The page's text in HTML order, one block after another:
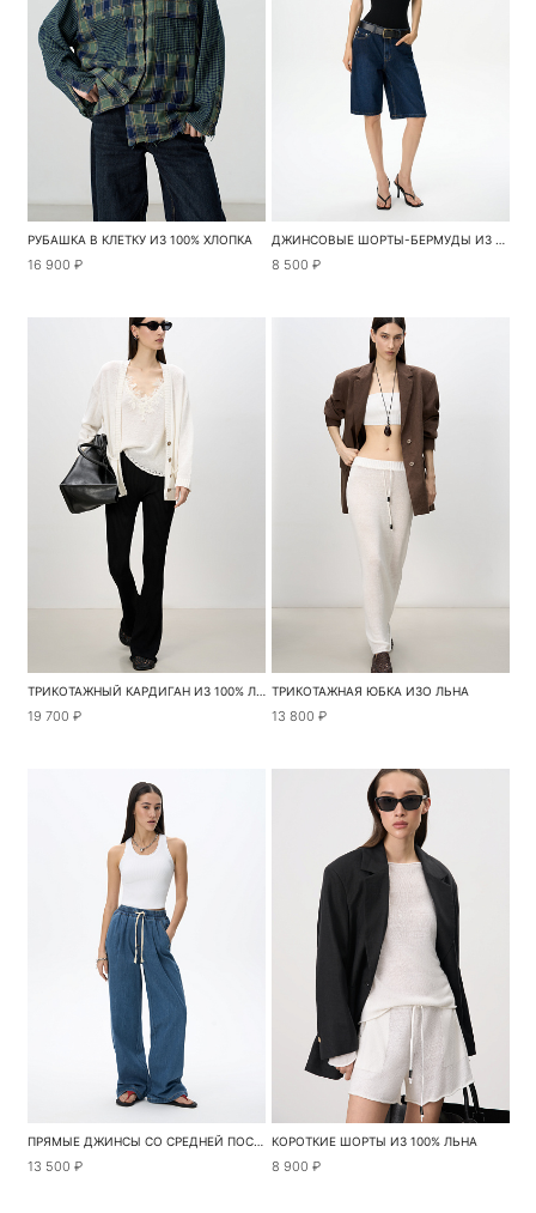
РУБАШКА В КЛЕТКУ ИЗ 100% ХЛОПКА
16 900 ₽
ДЖИНСОВЫЕ ШОРТЫ-БЕРМУДЫ ИЗ 100% ХЛОПКА
8 500 ₽
ТРИКОТАЖНЫЙ КАРДИГАН ИЗ 100% ЛЬНА
19 700 ₽
ТРИКОТАЖНАЯ ЮБКА ИЗО ЛЬНА
13 800 ₽
ПРЯМЫЕ ДЖИНСЫ СО СРЕДНЕЙ ПОСАДКОЙ
13 500 ₽
КОРОТКИЕ ШОРТЫ ИЗ 100% ЛЬНА
8 900 ₽